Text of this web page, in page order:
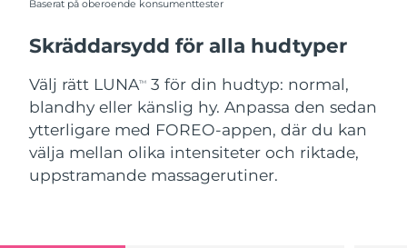
Baserat på oberoende konsumenttester
Skräddarsydd för alla hudtyper
Välj rätt LUNATM
3 för din hudtyp: normal,
blandhy eller känslig hy. Anpassa den sedan
ytterligare med FOREO-appen, där du kan
välja mellan olika intensiteter och riktade,
uppstramande massagerutiner.